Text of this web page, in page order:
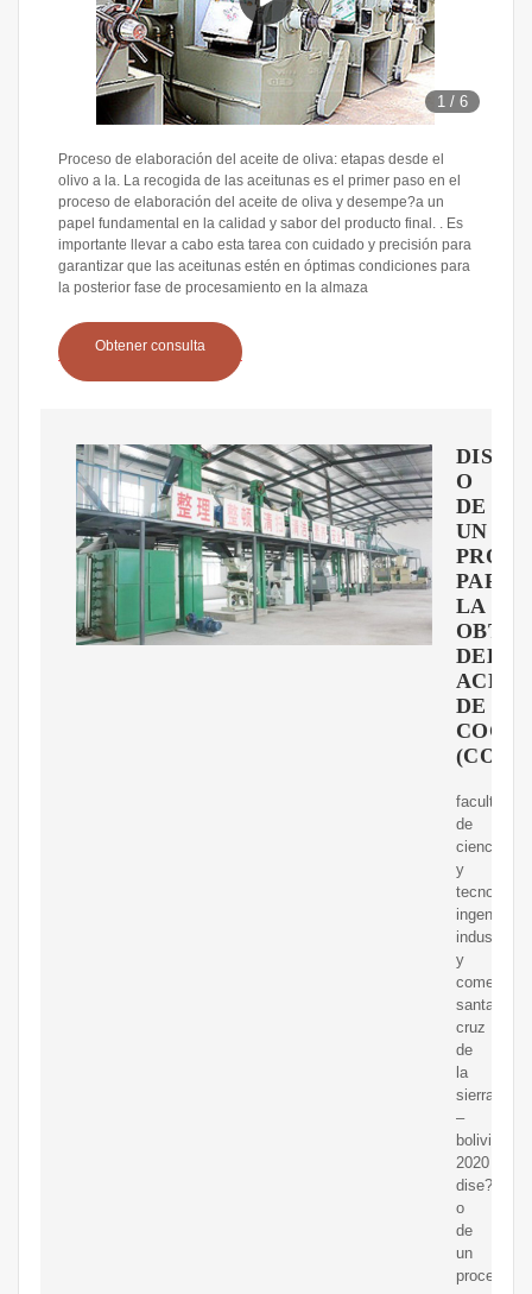
1 /6
Proceso de elaboración del aceite de oliva: etapas desde el
olivo a la. La recogida de las aceitunas es el primer paso en el
proceso de elaboración del aceite de oliva y desempe?a un
papel fundamental en la calidad y sabor del producto final. . Es
importante llevar a cabo esta tarea con cuidado y precisión para
garantizar que las aceitunas estén en óptimas condiciones para
la posterior fase de procesamiento en la almaza
Obtener consulta
DISE?
O
DE
UN
PARA
LA
DEL
DE
COCO
(COCO
facultad
de
ciencias
y
tecnologia
ingenieria
industrial
y
comercial
santa
cruz
de
la
sierra
–
bolivia
2020
dise?
o
de
un
proceso